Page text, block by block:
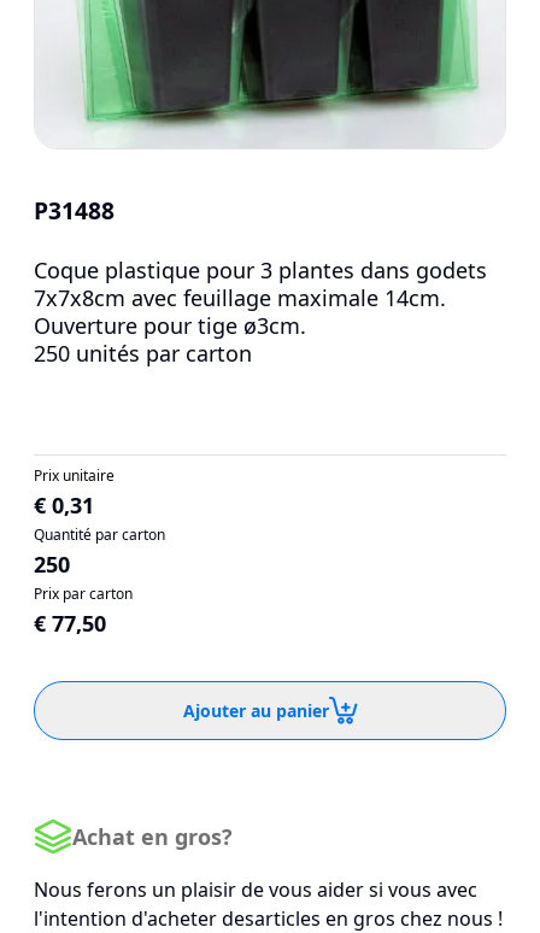
P31488
Coque plastique pour 3 plantes dans godets
7x7x8cm avec feuillage maximale 14cm.
Ouverture pour tige ø3cm.
250 unités par carton
Prix unitaire
€ 0,31
Quantité par carton
250
Prix par carton
€ 77,50
Ajouter au panier
Achat en gros?
Nous ferons un plaisir de vous aider si vous avec
l'intention d'acheter desarticles en gros chez nous !